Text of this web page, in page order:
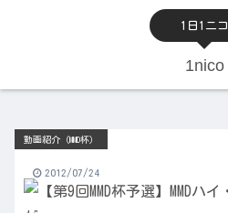
1日1ニコ
1nico
動画紹介（MMD杯）
2012/07/24